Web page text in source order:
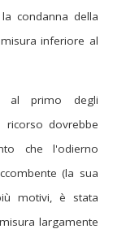
condanna della
inferiore al
al primo degli
dovrebbe
che l'odierno
(la sua
motivi, è stata
largamente